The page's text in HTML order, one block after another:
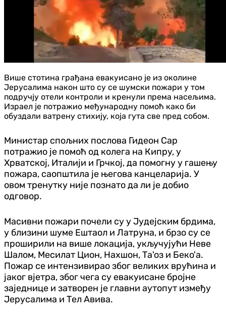
Више стотина грађана евакуисано је из околине
Јерусалима након што су се шумски пожари у том
подручју отели контроли и кренули према насељима.
Израел је потражио међународну помоћ како би
обуздали ватрену стихију, која гута све пред собом.
Министар спољних послова Гидеон Сар
потражио је помоћ од колега на Кипру, у
Хрватској, Италији и Грчкој, да помогну у гашењу
пожара, саопштила је његова канцеларија. У
овом тренутку није познато да ли је добио
одговор.
Масивни пожари почели су у Јудејским брдима,
у близини шуме Ештаол и Латруна, и брзо су се
проширили на више локација, укључујући Неве
Шалом, Месилат Цион, Нахшон, Та'оз и Беко'а.
Пожар се интензивирао због великих врућина и
јаког вjетра, због чега су евакуисане бројне
заједнице и затворен је главни аутопут између
Јерусалима и Тел Авива.